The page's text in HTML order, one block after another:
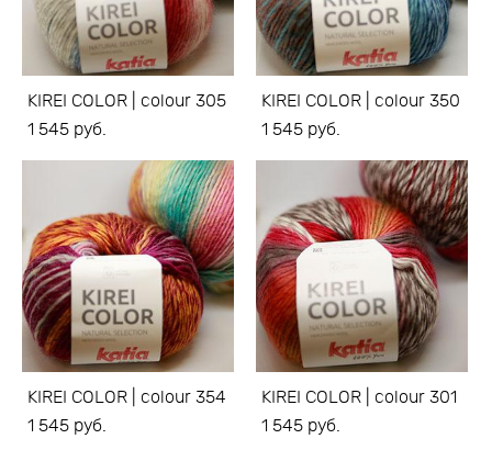
KIREI COLOR | colour 305
1 545 pуб.
KIREI COLOR | colour 350
1 545 pуб.
KIREI COLOR | colour 354
1 545 pуб.
KIREI COLOR | colour 301
1 545 pуб.